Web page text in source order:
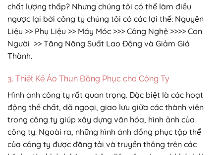
chất lượng thấp? Nhưng chúng tôi có thể làm điều
ngược lại bởi công ty chúng tôi có các lợi thế: Nguyên
Liệu >> Phụ Liệu >> Máy Móc >>> Công Nghệ >>>> Con
Người >> Tăng Năng Suất Lao Động và Giảm Giá
Thành.
3. Thiết Kế Áo Thun Đồng Phục cho Công Ty
Hình ảnh công ty rất quan trọng. Đặc biệt là các hoạt
động thể chất, dã ngoại, giao lưu giữa các thành viên
trong công ty giúp xây dựng văn hóa, hình ảnh của
công ty. Ngoài ra, những hình ảnh đồng phục tập thể
của công ty được đăng tải và truyền thông trên các